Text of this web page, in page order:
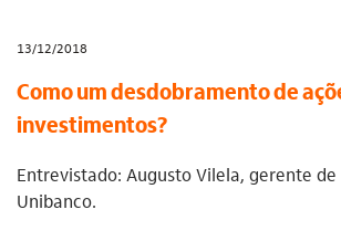
13/12/2018
Como um desdobramento de
investimentos?
Entrevistado: Augusto Vilela, gerente de
Unibanco.